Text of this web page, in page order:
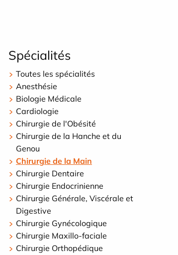
Spécialités
Toutes les spécialités
Anesthésie
Biologie Médicale
Cardiologie
Chirurgie de l'Obésité
Chirurgie de la Hanche et du
Genou
Chirurgie de la Main
Chirurgie Dentaire
Chirurgie Endocrinienne
Chirurgie Générale, Viscérale et
Digestive
Chirurgie Gynécologique
Chirurgie Maxillo-faciale
Chirurgie Orthopédique